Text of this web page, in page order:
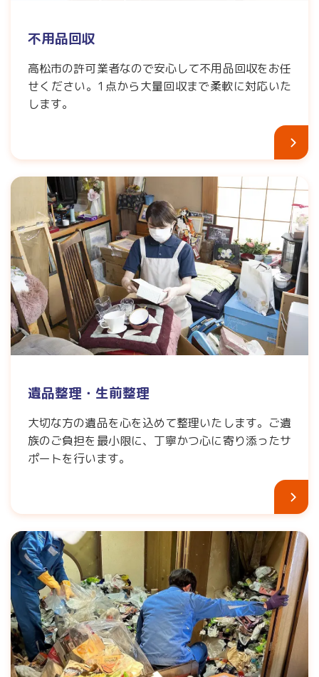
不用品回収
高松市の許可業者なので安心して不用品回収をお任
せください。1点から大量回収まで柔軟に対応いた
します。
遺品整理・生前整理
大切な方の遺品を心を込めて整理いたします。ご遺
族のご負担を最小限に、丁寧かつ心に寄り添ったサ
ポートを行います。